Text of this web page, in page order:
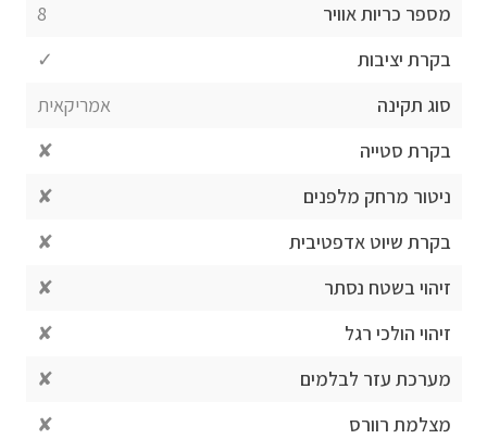
מספר כריות אוויר
8
בקרת יציבות
✓
סוג תקינה
אמריקאית
בקרת סטייה
✘
ניטור מרחק מלפנים
✘
בקרת שיוט אדפטיבית
✘
זיהוי בשטח נסתר
✘
זיהוי הולכי רגל
✘
מערכת עזר לבלמים
✘
מצלמת רוורס
✘